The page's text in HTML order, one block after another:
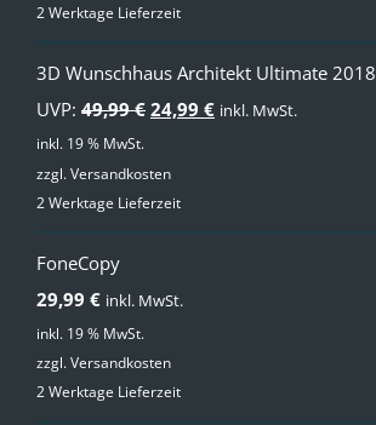
2 Werktage Lieferzeit
3D Wunschhaus Architekt Ultimate 2018
UVP: 49,99€ Ursprünglicher
war:
24,99 €Aktueller
inkl. MwSt.
inkl. 19 % MwSt.
zzgl.Versandkosten
2 Werktage Lieferzeit
FoneCopy
29,99 € inkl. MwSt.
inkl. 19 % MwSt.
zzgl.Versandkosten
2 Werktage Lieferzeit